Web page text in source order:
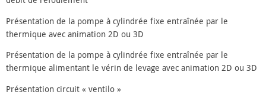
Présentation de la pompe à cylindrée fixe entraînée par le
thermique avec animation 2D ou 3D
Présentation de la pompe à cylindrée fixe entraînée par le
thermique alimentant le vérin de levage avec animation 2D ou 3D
Présentation circuit « ventilo »